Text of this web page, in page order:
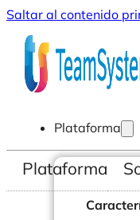
Saltar al contenido
Plataforma
Plataforma